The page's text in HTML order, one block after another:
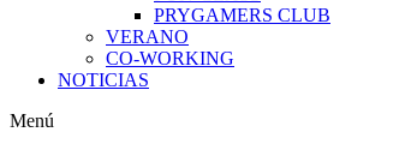
PRYGAMERS CLUB
VERANO
CO-WORKING
NOTICIAS
Menú